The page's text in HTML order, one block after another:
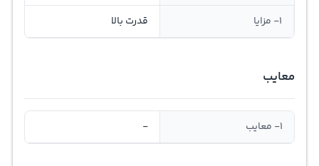
1- مزایا قدرت بالا
معایب
1- معایب -